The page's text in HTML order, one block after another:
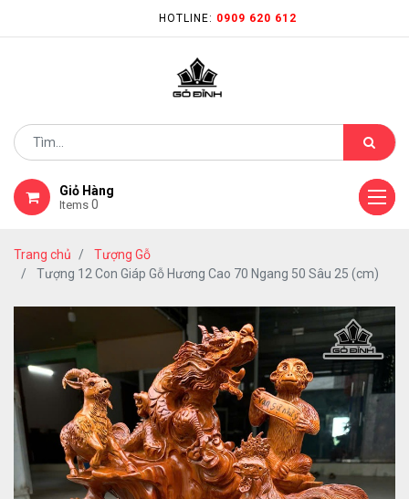
HOTLINE: 0909 620 612
Giỏ Hàng
Items 0
Trang chủ
Tượng Gỗ
Tượng 12 Con Giáp Gỗ Hương Cao 70 Ngang 50 Sâu 25 (cm)